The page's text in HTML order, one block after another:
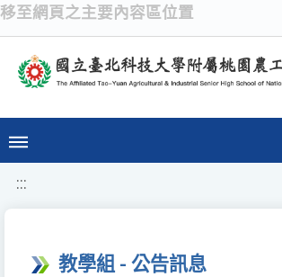
移至網頁之主要內容區位置
:::
教學組 - 公告訊息